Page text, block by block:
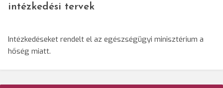
intézkedési tervek
Intézkedéseket rendelt el az egészségügyi minisztérium a
hőség miatt.